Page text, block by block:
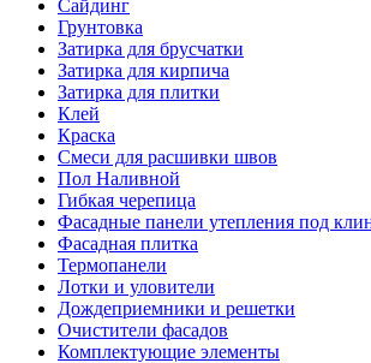
Сайдинг
Грунтовка
Затирка для брусчатки
Затирка для кирпича
Затирка для плитки
Клей
Краска
Смеси для расшивки швов
Пол Наливной
Гибкая черепица
Фасадные панели утепления под
Фасадная плитка
Термопанели
Лотки и уловители
Дождеприемники и решетки
Очистители фасадов
Комплектующие элементы